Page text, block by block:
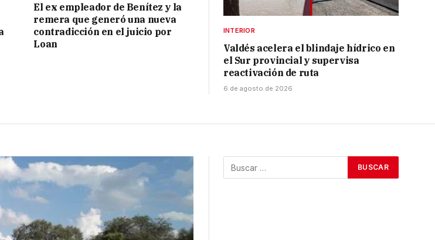
El ex empleador de Benítez y la
remera que generó una nueva
contradicción en el juicio por
Loan
INTERIOR
Valdés acelera el blindaje hídrico en
el Sur provincial y supervisa
reactivación de ruta
6 de agosto de 2026